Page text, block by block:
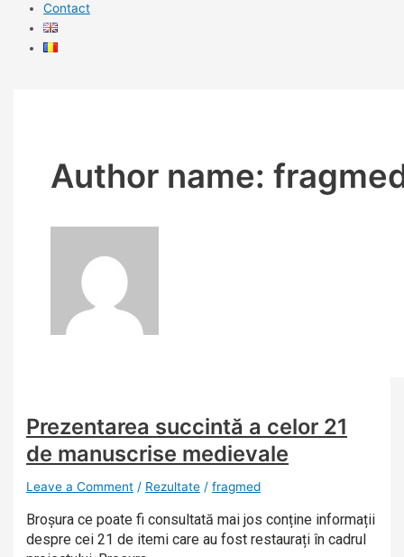
Contact
Author name:
Prezentarea succintă a celor 21
de manuscrise medievale
Leave a Comment / Rezultate /fragmed
Broșura ce poate fi consultată mai jos conține informații
despre cei 21 de itemi care au fost restaurați în cadrul